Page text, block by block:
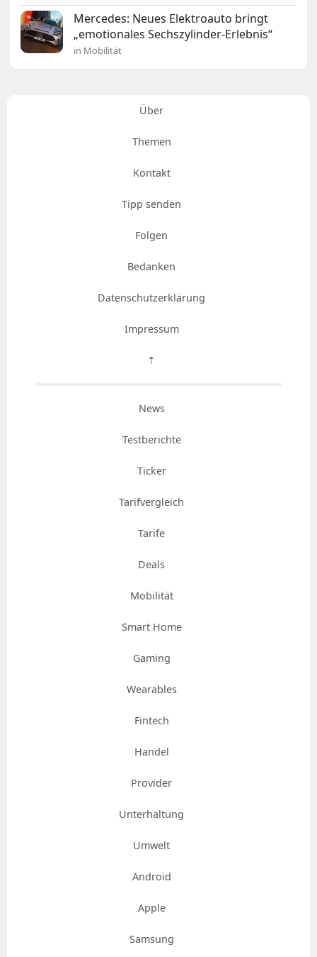
Mercedes: Neues Elektroauto bringt
„emotionales Sechszylinder-Erlebnis“
in Mobilität
Über
Themen
Kontakt
Tipp senden
Folgen
Bedanken
Datenschutzerklärung
Impressum
⇡
News
Testberichte
Ticker
Tarifvergleich
Tarife
Deals
Mobilität
Smart Home
Gaming
Wearables
Fintech
Handel
Provider
Unterhaltung
Umwelt
Android
Apple
Samsung